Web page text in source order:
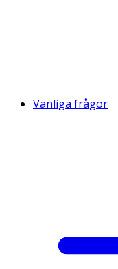
Vanliga frågor